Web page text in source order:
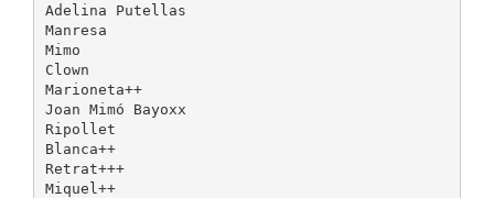
Adelina Putellas
Manresa
Mimo
Clown
Marioneta++
Joan Mimó Bayoxx
Ripollet
Blanca++
Retrat+++
Miquel++